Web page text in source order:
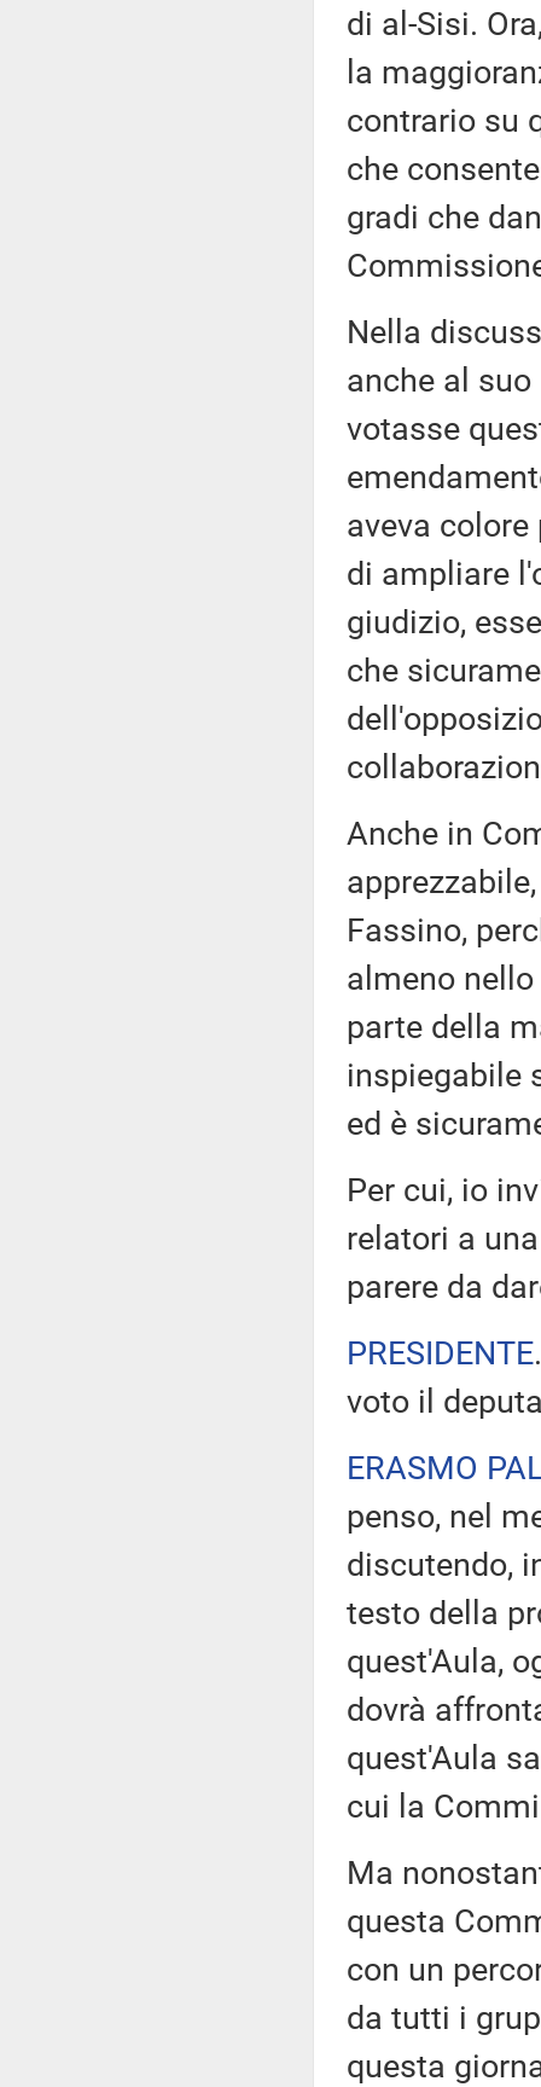
di al-Sisi.
la
contrario su
che
gradi che
Nella
anche al
votasse
aveva
di ampliare
giudizio,
che
Anche in
Fassino,
almeno
parte della
inspiegabile
ed è
Per cui, io
relatori a
parere da
PRESIDENTE
voto il
ERASMO
penso, nel
discutendo,
testo della
quest'Aula,
dovrà
quest'Aula
cui la
Ma
questa
con un
da tutti i
questa